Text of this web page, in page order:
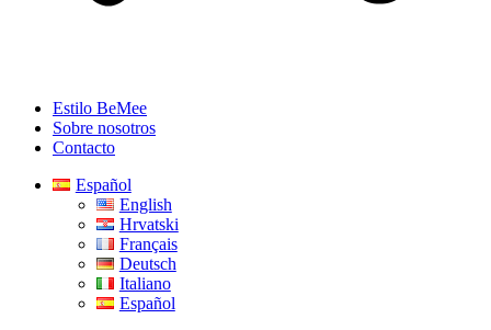
Estilo BeMee
Sobre nosotros
Contacto
Español
English
Hrvatski
Français
Deutsch
Italiano
Español